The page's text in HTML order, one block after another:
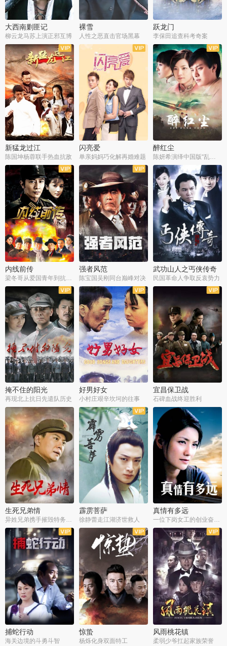
大西南剿匪记
柳云龙马苏上演正邪互博
裸雪
人性之恶直击官场黑幕
跃龙门
李保田追查科考奇案
全36集
新猛龙过江
陈国坤杨蓉联手热血抗敌
全37集
闪亮爱
单亲妈妈巧化解再婚难题
全30集
醉红尘
陈妍希演绎中国版“乱世佳人”
全30集
内线前传
全30集
强者风范
陈宝国吴刚同台巅峰对决
全30集
武功山人之丐侠传奇
民国革命人争取反袁势力
全38集
掩不住的阳光
再现北上抗日先遣队历史
全9集
好男好女
小村庄艰辛坎坷的往事
全35集
宜昌保卫战
石碑血战终迎胜利
全37集
生死兄弟情
异姓兄弟携手摧毁特务阴谋
全40集
霹雳菩萨
徐静蕾走江湖济世救人
全25集
真情有多远
一位下岗女工的创业奋斗史
全22集
捕蛇行动
海关边境的斗勇斗智
全39集
惊蛰
杨烁化身双面特工
全36集
风雨桃花镇
柔弱少爷扛起家族荣誉